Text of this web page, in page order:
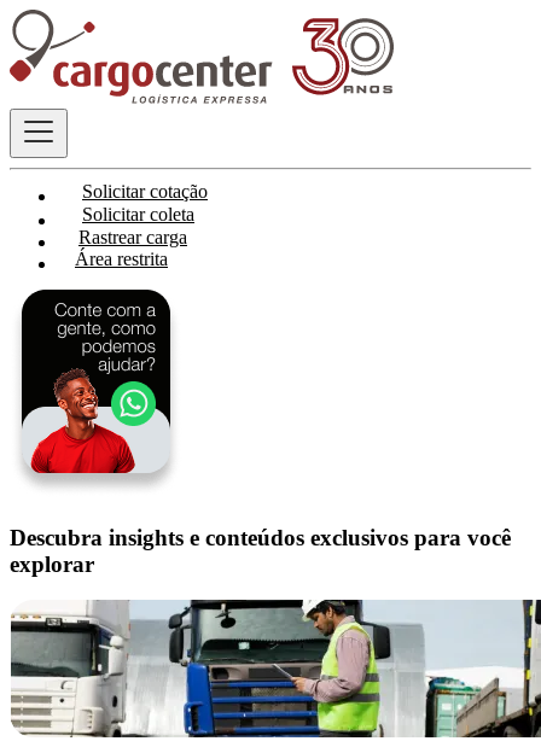
Solicitar cotação
Solicitar coleta
Rastrear carga
Área restrita
Descubra insights e conteúdos exclusivos para você
explorar